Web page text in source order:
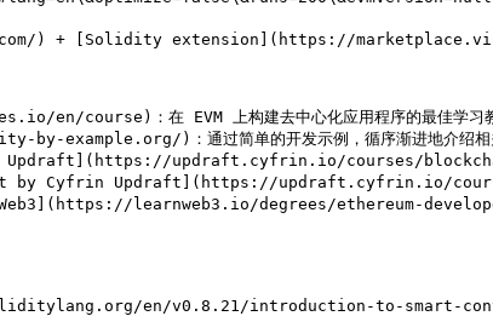
) + [Solidity extension](https://
：在 EVM 上构建去中心化应用程序的最佳学习教程。
)：通过简单的开发示例，循序渐进地介绍相关概念
updraft.cyfrin.io/courses/blockchain-
Updraft](https://updraft.cyfrin.io/courses/solidity)
learnweb3.io/degrees/ethereum-developer-
en/v0.8.21/introduction-to-smart-